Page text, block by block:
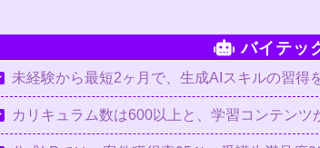
バイテッ
未経験から最短2ヶ月で、生成AIスキルの習得
カリキュラム数は600以上と、学習コンテンツ